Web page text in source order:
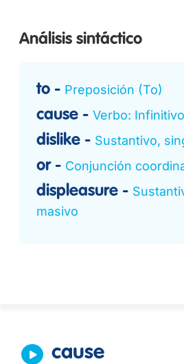
Análisis sintáctico
to Preposición (To)
cause Verbo: Infinitivo
dislike Sustantivo,
or Conjunción
displeasure
masivo
cause